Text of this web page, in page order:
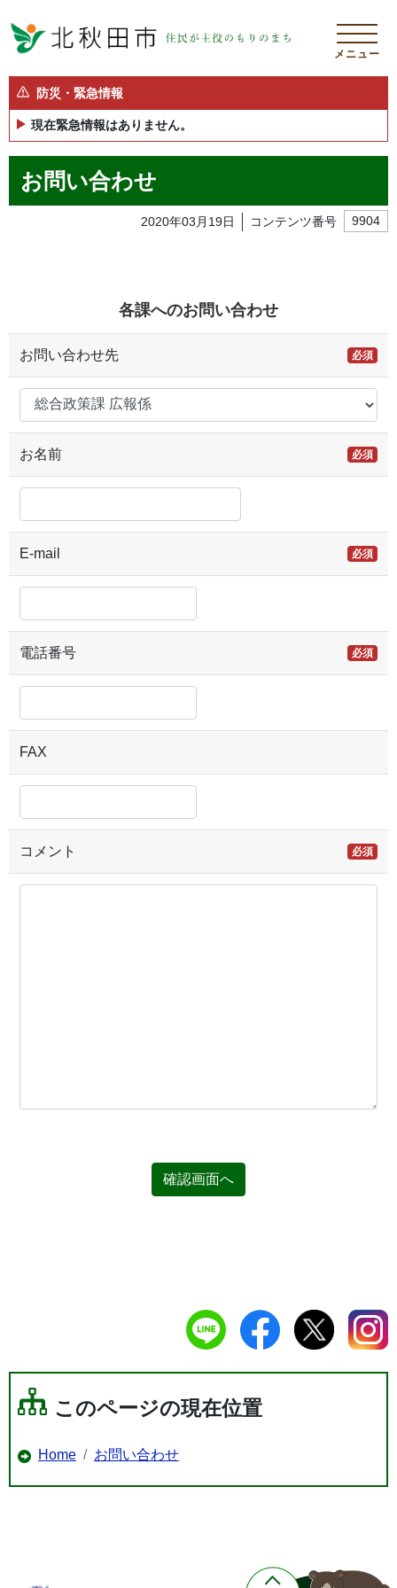
メニュー
防災・緊急情報
現在緊急情報はありません。
お問い合わせ
2020年03月19日 コンテンツ番号 9904
各課へのお問い合わせ
お問い合わせ先 必須
お名前 必須
E-mail 必須
電話番号 必須
FAX
コメント 必須
確認画面へ
このページの現在位置
Home お問い合わせ